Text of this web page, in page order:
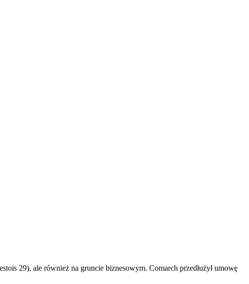
29), ale również na gruncie biznesowym. Comarch przedłużył umowę